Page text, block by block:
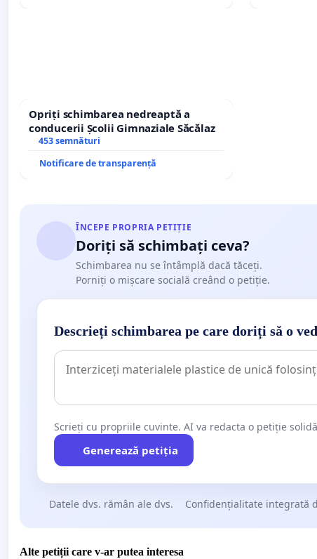
Opriți schimbarea nedreaptă a
conducerii Școlii Gimnaziale Săcălaz
453 semnături
Notificare de transparență
ÎNCEPE PROPRIA PETIȚIE
Doriți să schimbați ceva?
Schimbarea nu se întâmplă dacă tăceți.
Porniți o mișcare socială creând o petiție.
Descrieți schimbarea pe care doriți să o
Scrieți cu propriile cuvinte. AI va redacta o petiție
Generează petiția
Datele dvs. rămân ale dvs. Confidențialitate integrată
Alte petiții care v-ar putea interesa